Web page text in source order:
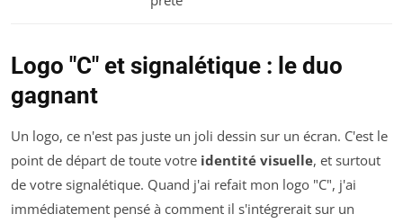
Logo "C" et signalétique : le duo
gagnant
Un logo, ce n'est pas juste un joli dessin sur un écran. C'est le
point de départ de toute votre identité visuelle, et surtout
de votre signalétique. Quand j'ai refait mon logo "C", j'ai
immédiatement pensé à comment il s'intégrerait sur un